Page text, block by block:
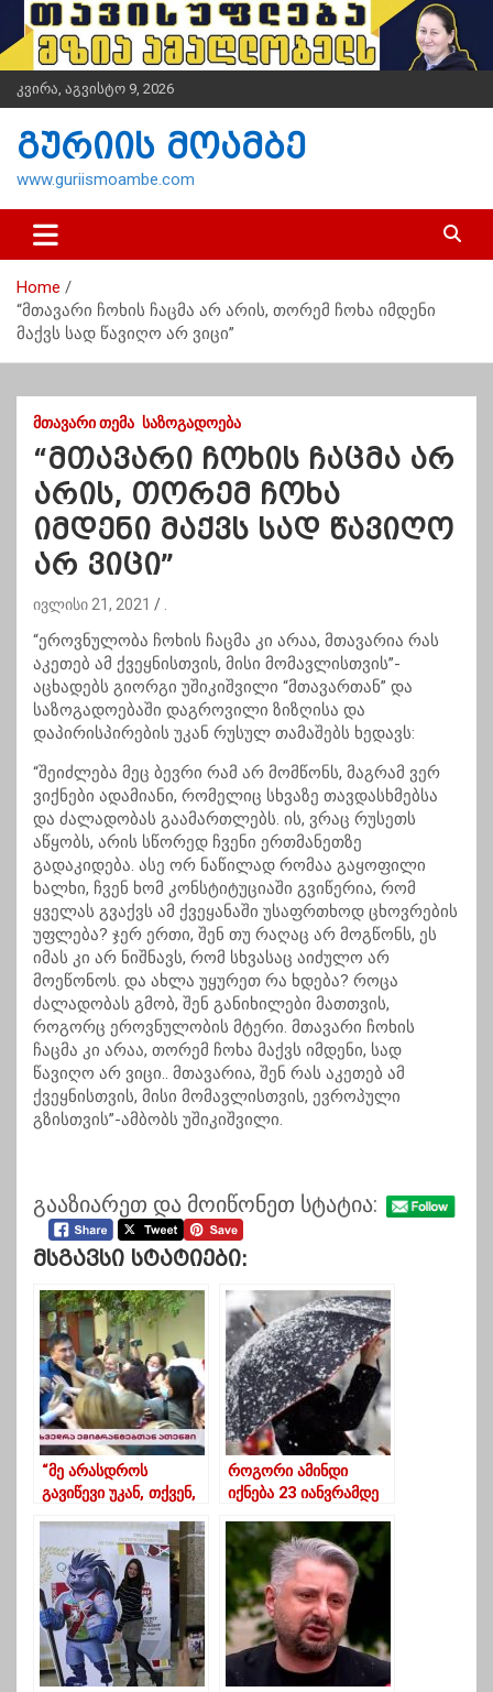
i
t
n
კვირა, აგვისტო 9, 2026
გურიის მოამბე
www.guriismoambe.com
Home
“მთავარი ჩოხის ჩაცმა არ არის, თორემ ჩოხა იმდენი
მაქვს სად წავიღო არ ვიცი”
ᲛᲗᲐᲕᲐᲠᲘ ᲗᲔᲛᲐ ᲡᲐᲖᲝᲒᲐᲓᲝᲔᲑᲐ
“მთავარი ჩოხის ჩაცმა არ
არის, თორემ ჩოხა
იმდენი მაქვს სად წავიღო
არ ვიცი”
ივლისი 21, 2021
“ეროვნულობა ჩოხის ჩაცმა კი არაა, მთავარია რას
აკეთებ ამ ქვეყნისთვის, მისი მომავლისთვის”-
აცხადებს გიორგი უშიკიშვილი “მთავართან” და
საზოგადოებაში დაგროვილი ზიზღისა და
დაპირისპირების უკან რუსულ თამაშებს ხედავს:
“შეიძლება მეც ბევრი რამ არ მომწონს, მაგრამ ვერ
ვიქნები ადამიანი, რომელიც სხვაზე თავდასხმებსა
და ძალადობას გაამართლებს. ის, ვრაც რუსეთს
აწყობს, არის სწორედ ჩვენი ერთმანეთზე
გადაკიდება. ასე ორ ნაწილად რომაა გაყოფილი
ხალხი, ჩვენ ხომ კონსტიტუციაში გვიწერია, რომ
ყველას გვაქვს ამ ქვეყანაში უსაფრთხოდ ცხოვრების
უფლება? ჯერ ერთი, შენ თუ რაღაც არ მოგწონს, ეს
იმას კი არ ნიშნავს, რომ სხვასაც აიძულო არ
მოეწონოს. და ახლა უყურეთ რა ხდება? როცა
ძალადობას გმობ, შენ განიხილები მათთვის,
როგორც ეროვნულობის მტერი. მთავარი ჩოხის
ჩაცმა კი არაა, თორემ ჩოხა მაქვს იმდენი, სად
წავიღო არ ვიცი.. მთავარია, შენ რას აკეთებ ამ
ქვეყნისთვის, მისი მომავლისთვის, ევროპული
გზისთვის”-ამბობს უშიკიშვილი.
გააზიარეთ და მოიწონეთ სტატია:
Მსგავსი Სტატიები:
“მე არასდროს
გავიწევი უკან, თქვენ,
სააკაშვილს” – მესამე
პრეზიდენტი ე.წ.
კანონიერ ქურდებს
როგორი ამინდი
იქნება 23 იანვრამდე